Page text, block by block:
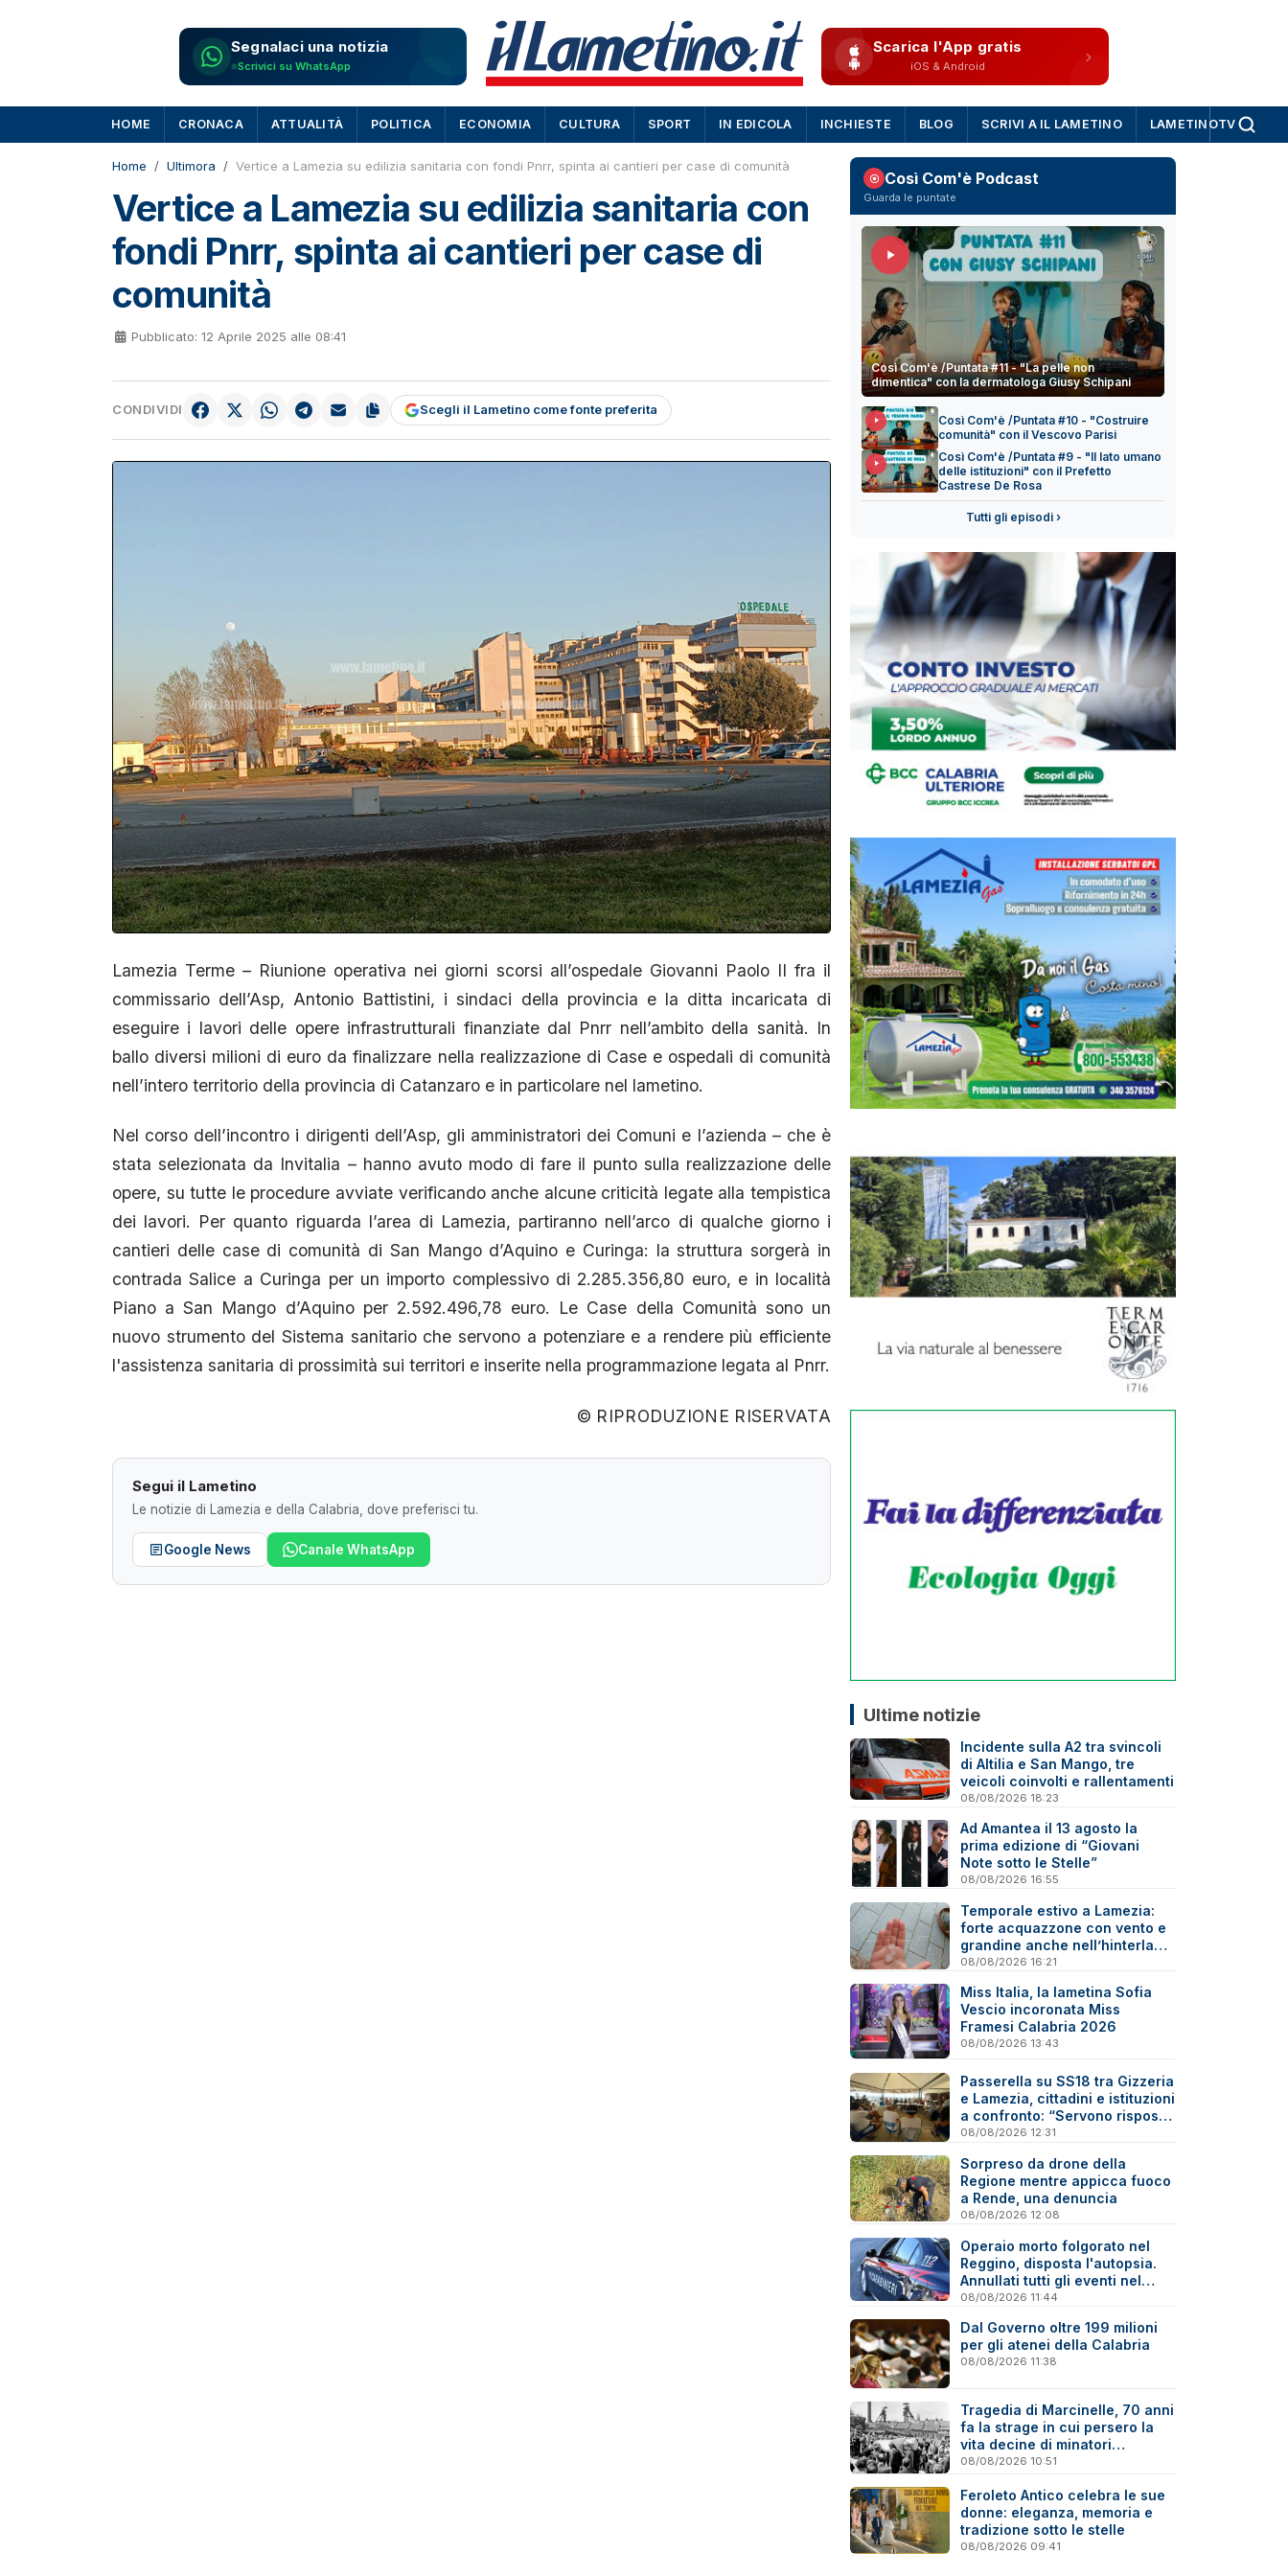
Segnalaci una notizia
Scrivici su WhatsApp
Scarica l'App gratis
iOS & Android
HOME CRONACA ATTUALITÀ POLITICA ECONOMIA CULTURA SPORT IN EDICOLA INCHIESTE BLOG SCRIVI A IL LAMETINO LAMETINOTV
Home Ultimora Vertice a Lamezia su edilizia sanitaria con fondi Pnrr, spinta ai cantieri per case di comunità
Vertice a Lamezia su edilizia sanitaria con
fondi Pnrr, spinta ai cantieri per case di
comunità
Pubblicato: 12 Aprile 2025 alle 08:41
CONDIVIDI Scegli il Lametino come fonte preferita
Lamezia Terme – Riunione operativa nei giorni scorsi all’ospedale Giovanni Paolo II fra il
commissario dell’Asp, Antonio Battistini, i sindaci della provincia e la ditta incaricata di
eseguire i lavori delle opere infrastrutturali finanziate dal Pnrr nell’ambito della sanità. In
ballo diversi milioni di euro da finalizzare nella realizzazione di Case e ospedali di comunità
nell’intero territorio della provincia di Catanzaro e in particolare nel lametino.
Nel corso dell’incontro i dirigenti dell’Asp, gli amministratori dei Comuni e l’azienda – che è
stata selezionata da Invitalia – hanno avuto modo di fare il punto sulla realizzazione delle
opere, su tutte le procedure avviate verificando anche alcune criticità legate alla tempistica
dei lavori. Per quanto riguarda l’area di Lamezia, partiranno nell’arco di qualche giorno i
cantieri delle case di comunità di San Mango d’Aquino e Curinga: la struttura sorgerà in
contrada Salice a Curinga per un importo complessivo di 2.285.356,80 euro, e in località
Piano a San Mango d’Aquino per 2.592.496,78 euro. Le Case della Comunità sono un
nuovo strumento del Sistema sanitario che servono a potenziare e a rendere più efficiente
l'assistenza sanitaria di prossimità sui territori e inserite nella programmazione legata al Pnrr.
© RIPRODUZIONE RISERVATA
Segui il Lametino
Le notizie di Lamezia e della Calabria, dove preferisci tu.
Google News Canale WhatsApp
Così Com'è Podcast
Guarda le puntate
Così Com'è /Puntata #11 - "La pelle non
dimentica" con la dermatologa Giusy Schipani
Così Com'è /Puntata #10 - "Costruire
comunità" con il Vescovo Parisi
Così Com'è /Puntata #9 - "Il lato umano
delle istituzioni" con il Prefetto
Castrese De Rosa
Tutti gli episodi ›
Ultime notizie
Incidente sulla A2 tra svincoli
di Altilia e San Mango, tre
veicoli coinvolti e rallentamenti
08/08/2026 18:23
Ad Amantea il 13 agosto la
prima edizione di “Giovani
Note sotto le Stelle”
08/08/2026 16:55
Temporale estivo a Lamezia:
forte acquazzone con vento e
grandine anche nell’hinterland
- Video
08/08/2026 16:21
Miss Italia, la lametina Sofia
Vescio incoronata Miss
Framesi Calabria 2026
08/08/2026 13:43
Passerella su SS18 tra Gizzeria
e Lamezia, cittadini e istituzioni
a confronto: “Servono risposte
e tempi certi”
08/08/2026 12:31
Sorpreso da drone della
Regione mentre appicca fuoco
a Rende, una denuncia
08/08/2026 12:08
Operaio morto folgorato nel
Reggino, disposta l'autopsia.
Annullati tutti gli eventi nel
paese della tragedia
08/08/2026 11:44
Dal Governo oltre 199 milioni
per gli atenei della Calabria
08/08/2026 11:38
Tragedia di Marcinelle, 70 anni
fa la strage in cui persero la
vita decine di minatori
calabresi
08/08/2026 10:51
Feroleto Antico celebra le sue
donne: eleganza, memoria e
tradizione sotto le stelle
08/08/2026 09:41